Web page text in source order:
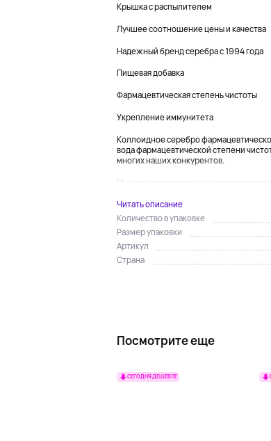
Крышка с распылителем
Лучшее соотношение цены и качества
Надежный бренд серебра с 1994 года
Пищевая добавка
Фармацевтическая степень чистоты
Укрепление иммунитета
Коллоидное серебро
вода фармацевтической степени
многих наших конкурентов.
Мы специализируемся на
Читать описание
Количество в упаковке
Размер упаковки
Артикул
Страна
Посмотрите еще
СЕГОДНЯ ДЕШЕВЛЕ